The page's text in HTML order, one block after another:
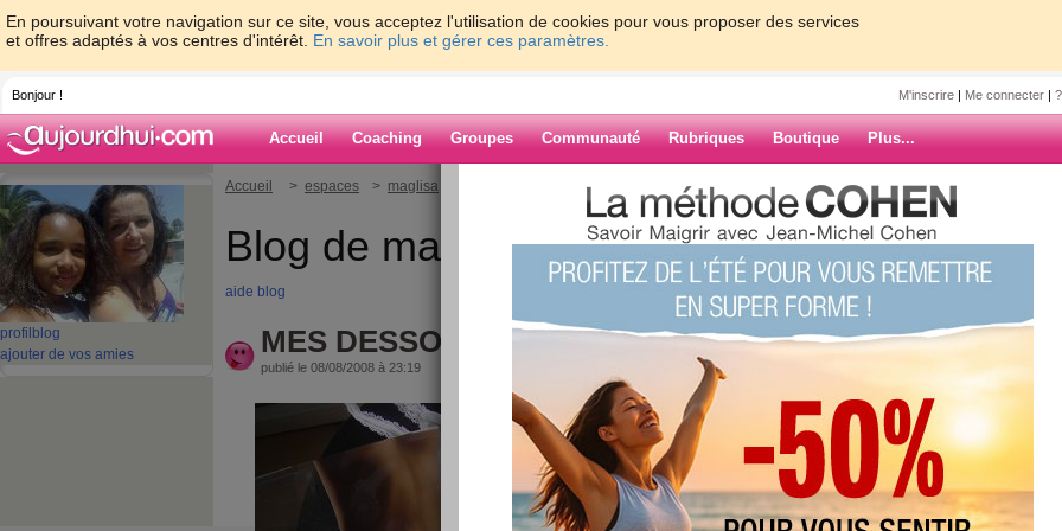
En poursuivant votre navigation sur ce site, vous acceptez l'utilisation de cookies pour vous proposer des services
et offres adaptés à vos centres d'intérêt. En savoir plus et gérer ces paramètres.
Bonjour ! M'inscrire | Me connecter |
Accueil Coaching Groupes Communauté Rubriques Boutique Plus...
profil blog
ajouter de vos amies
Accueil > espaces > maglisa
Blog de maglisa
aide blog
MES DESSOUS !!
publié le 08/08/2008 à 23:19
ARCHIVES